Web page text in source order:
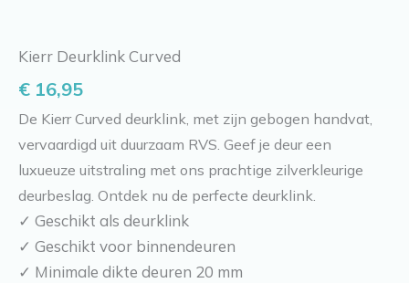
Kierr Deurklink Curved
€ 16,95
De Kierr Curved deurklink, met zijn gebogen handvat,
vervaardigd uit duurzaam RVS. Geef je deur een
luxueuze uitstraling met ons prachtige zilverkleurige
deurbeslag. Ontdek nu de perfecte deurklink.
✓ Geschikt als deurklink
✓ Geschikt voor binnendeuren
✓ Minimale dikte deuren 20 mm